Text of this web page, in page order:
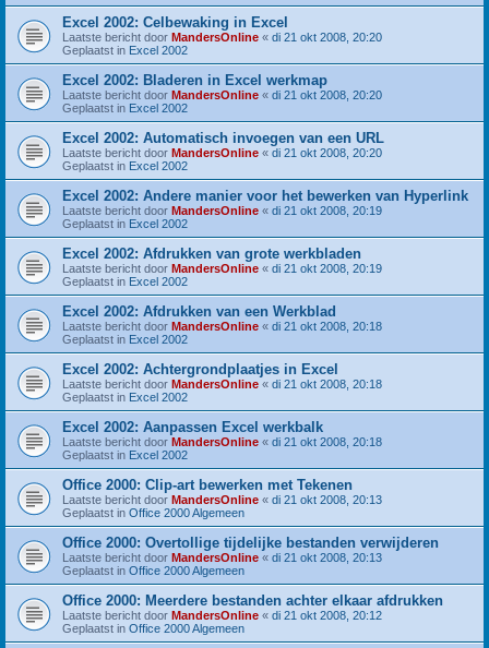
Excel 2002: Celbewaking in Excel
Laatste bericht door MandersOnline « di 21 okt 2008, 20:20
Geplaatst in Excel 2002
Excel 2002: Bladeren in Excel werkmap
Laatste bericht door MandersOnline « di 21 okt 2008, 20:20
Geplaatst in Excel 2002
Excel 2002: Automatisch invoegen van een URL
Laatste bericht door MandersOnline « di 21 okt 2008, 20:20
Geplaatst in Excel 2002
Excel 2002: Andere manier voor het bewerken van Hyperlink
Laatste bericht door MandersOnline « di 21 okt 2008, 20:19
Geplaatst in Excel 2002
Excel 2002: Afdrukken van grote werkbladen
Laatste bericht door MandersOnline « di 21 okt 2008, 20:19
Geplaatst in Excel 2002
Excel 2002: Afdrukken van een Werkblad
Laatste bericht door MandersOnline « di 21 okt 2008, 20:18
Geplaatst in Excel 2002
Excel 2002: Achtergrondplaatjes in Excel
Laatste bericht door MandersOnline « di 21 okt 2008, 20:18
Geplaatst in Excel 2002
Excel 2002: Aanpassen Excel werkbalk
Laatste bericht door MandersOnline « di 21 okt 2008, 20:18
Geplaatst in Excel 2002
Office 2000: Clip-art bewerken met Tekenen
Laatste bericht door MandersOnline « di 21 okt 2008, 20:13
Geplaatst in Office 2000 Algemeen
Office 2000: Overtollige tijdelijke bestanden verwijderen
Laatste bericht door MandersOnline « di 21 okt 2008, 20:13
Geplaatst in Office 2000 Algemeen
Office 2000: Meerdere bestanden achter elkaar afdrukken
Laatste bericht door MandersOnline « di 21 okt 2008, 20:12
Geplaatst in Office 2000 Algemeen